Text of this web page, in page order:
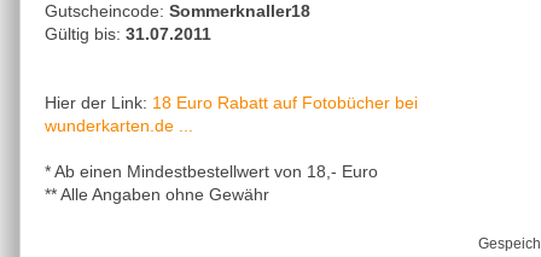
Gutscheincode: Sommerknaller18
Gültig bis: 31.07.2011
Hier der Link: 18 Euro Rabatt auf Fotobücher bei
wunderkarten.de ...
* Ab einen Mindestbestellwert von 18,- Euro
** Alle Angaben ohne Gewähr